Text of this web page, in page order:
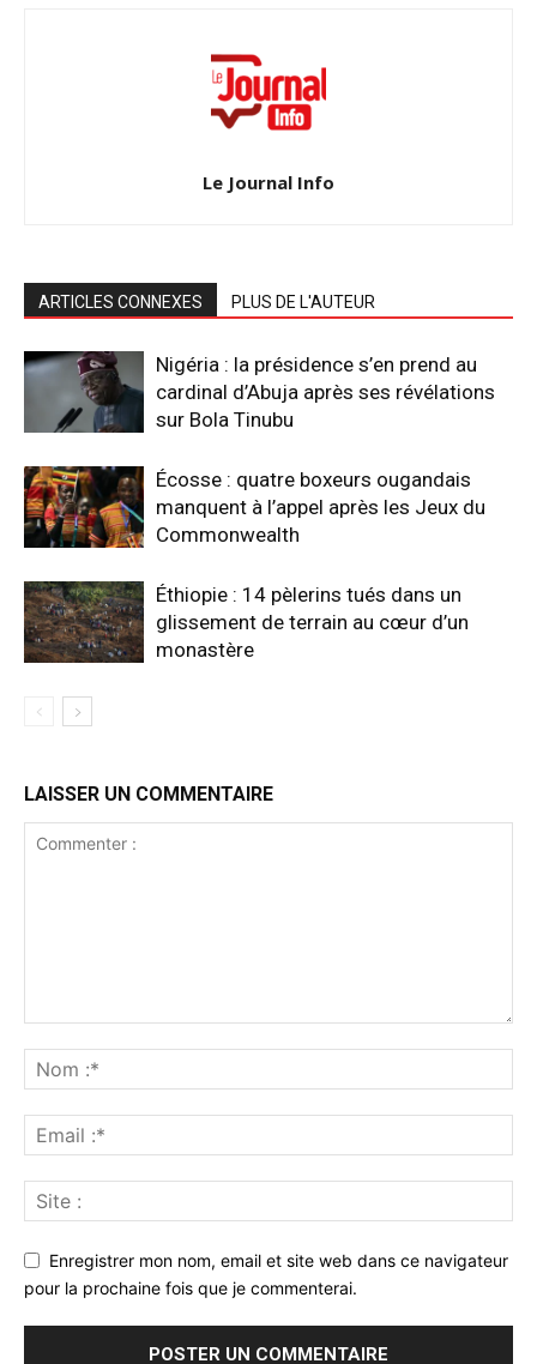
Le Journal Info
ARTICLES CONNEXES PLUS DE L'AUTEUR
Nigéria : la présidence s’en prend au
cardinal d’Abuja après ses révélations
sur Bola Tinubu
Écosse : quatre boxeurs ougandais
manquent à l’appel après les Jeux du
Commonwealth
Éthiopie : 14 pèlerins tués dans un
glissement de terrain au cœur d’un
monastère
LAISSER UN COMMENTAIRE
Enregistrer mon nom, email et site web dans ce navigateur
pour la prochaine fois que je commenterai.